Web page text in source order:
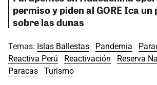
permiso y piden al GORE Ica
sobre las dunas
Temas: Islas Ballestas Pandemia
Reactiva Perú
Reactivación
Reserva
Paracas
Turismo